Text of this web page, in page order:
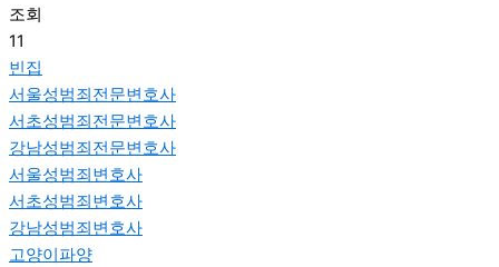
조회
11
빈집
서울성범죄전문변호사
서초성범죄전문변호사
강남성범죄전문변호사
서울성범죄변호사
서초성범죄변호사
강남성범죄변호사
고양이파양